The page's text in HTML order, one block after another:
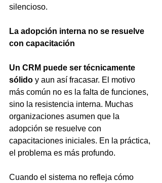
silencioso.
La adopción interna no se resuelve
con capacitación
Un CRM puede ser técnicamente
sólido y aun así fracasar. El motivo
más común no es la falta de funciones,
sino la resistencia interna. Muchas
organizaciones asumen que la
adopción se resuelve con
capacitaciones iniciales. En la práctica,
el problema es más profundo.
Cuando el sistema no refleja cómo